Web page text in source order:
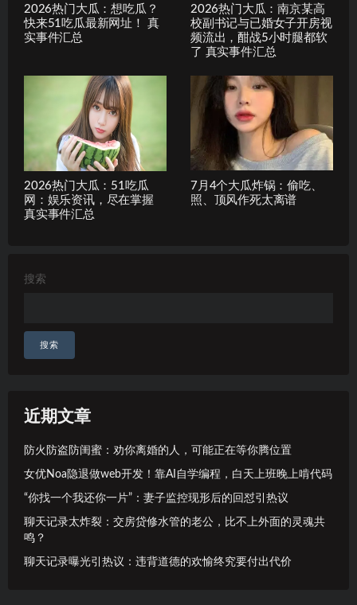
2026热门大瓜：想吃瓜？
快来51吃瓜最新网址！ 真
实事件汇总
2026热门大瓜：南京某高
校副书记与已婚女子开房视
频流出，酣战5小时腿都软
了 真实事件汇总
2026热门大瓜：51吃瓜
网：娱乐资讯，尽在掌握
真实事件汇总
7月4个大瓜炸锅：偷吃、
照、顶风作死太离谱
搜索
搜索
近期文章
防火防盗防闺蜜：劝你离婚的人，可能正在等你腾位置
女优Noa隐退做web开发！靠AI自学编程，白天上班晚上啃代码
“你找一个我还你一片”：妻子监控现形后的回怼引热议
聊天记录太炸裂：交房贷修水管的老公，比不上外面的灵魂共
鸣？
聊天记录曝光引热议：违背道德的欢愉终究要付出代价